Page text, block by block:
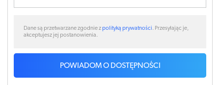
Dane są przetwarzane zgodnie zpolityką prywatności. Przesyłając je,
akceptujesz jej postanowienia.
POWIADOM O DOSTĘPNOŚCI